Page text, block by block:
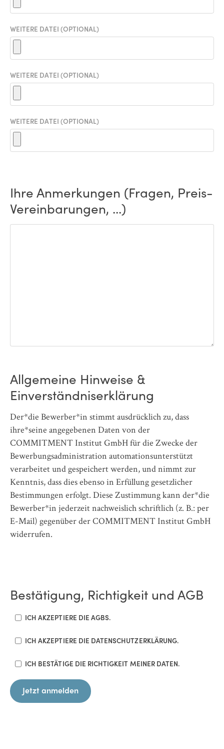
WEITERE DATEI (OPTIONAL)
WEITERE DATEI (OPTIONAL)
WEITERE DATEI (OPTIONAL)
Ihre Anmerkungen (Fragen, Preis-
Vereinbarungen, ...)
Allgemeine Hinweise &
Einverständniserklärung
Der*die Bewerber*in stimmt ausdrücklich zu, dass
ihre*seine angegebenen Daten von der
COMMITMENT Institut GmbH für die Zwecke der
Bewerbungsadministration automationsunterstützt
verarbeitet und gespeichert werden, und nimmt zur
Kenntnis, dass dies ebenso in Erfüllung gesetzlicher
Bestimmungen erfolgt. Diese Zustimmung kann der*die
Bewerber*in jederzeit nachweislich schriftlich (z. B.: per
E-Mail) gegenüber der COMMITMENT Institut GmbH
widerrufen.
Bestätigung, Richtigkeit und AGB
ICH AKZEPTIERE DIE AGBS.
ICH AKZEPTIERE DIE DATENSCHUTZERKLÄRUNG.
ICH BESTÄTIGE DIE RICHTIGKEIT MEINER DATEN.
Jetzt anmelden